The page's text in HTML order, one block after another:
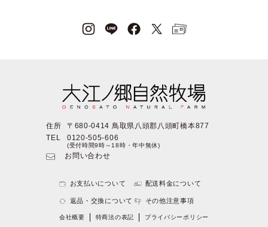
住所
〒680-0414 鳥取県八頭郡八頭町橋本877
TEL
0120-505-606
(受付時間9時～18時・年中無休)
お問い合わせ
お支払いについて 配送料金について
返品・交換について その他注意事項
会社概要 特商法の表記 プライバシーポリシー